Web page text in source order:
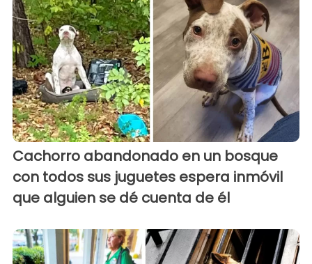
Cachorro abandonado en un bosque
con todos sus juguetes espera inmóvil
que alguien se dé cuenta de él